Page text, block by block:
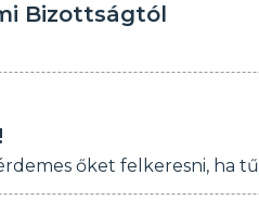
Bizottságtól
őket felkeresni, ha